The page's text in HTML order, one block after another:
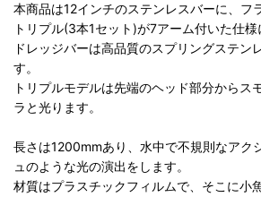
本商品は12インチのステンレスバーに、フ
トリプル(3本1セット)が7アーム付いた仕様
ドレッジバーは高品質のスプリングステン
す。
トリプルモデルは先端のヘッド部分からス
ラと光ります。
長さは1200mmあり、水中で不規則なアク
ュのような光の演出をします。
材質はプラスチックフィルムで、そこに小